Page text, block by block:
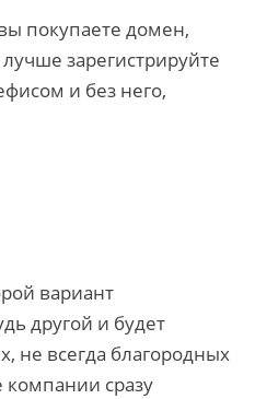
покупаете домен,
зарегистрируйте
и без него,
вариант
другой и будет
не всегда благородных
сразу